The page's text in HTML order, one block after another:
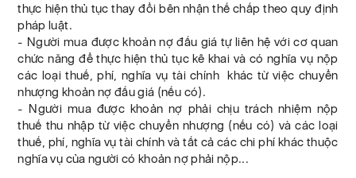
thực hiện thủ tục thay đổi bên nhận thế chấp theo quy định
pháp luật.
- Người mua được khoản nợ đấu giá tự liên hệ với cơ quan
chức năng để thực hiện thủ tục kê khai và có nghĩa vụ nộp
các loại thuế, phí, nghĩa vụ tài chính khác từ việc chuyển
nhượng khoản nợ đấu giá (nếu có).
- Người mua được khoản nợ phải chịu trách nhiệm nộp
thuế thu nhập từ việc chuyển nhượng (nếu có) và các loại
thuế, phí, nghĩa vụ tài chính và tất cả các chi phí khác thuộc
nghĩa vụ của người có khoản nợ phải nộp...